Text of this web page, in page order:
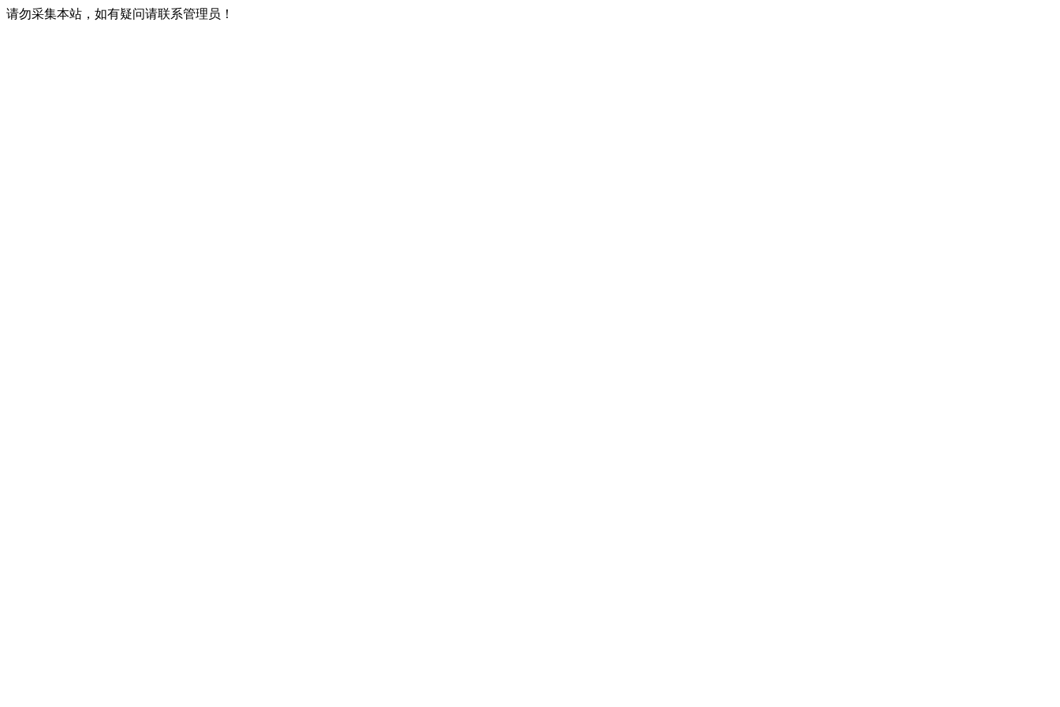
请勿采集本站，如有疑问请联系管理员！